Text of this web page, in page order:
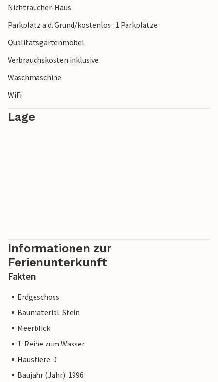
Nichtraucher-Haus
Parkplatz a.d. Grund/kostenlos : 1 Parkplätze
Qualitätsgartenmöbel
Verbrauchskosten inklusive
Waschmaschine
WiFi
Lage
Informationen zur
Ferienunterkunft
Fakten
Erdgeschoss
Baumaterial: Stein
Meerblick
1. Reihe zum Wasser
Haustiere: 0
Baujahr (Jahr): 1996